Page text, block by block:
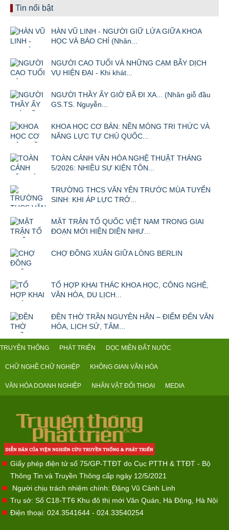
Tin nổi bật
HÀN VŨ LINH - NGƯỜI GIỮ LỬA GIỮA KHOA
HỌC VÀ BÁO CHÍ (Nhân...
NGƯỜI CAO TUỔI VÀ NHỮNG CẠM BẪY DỊCH
VỤ HIỆN ĐẠI - Khi khát...
NGƯỜI THẦY ẤY GIỜ ĐÃ ĐI XA... (Nhân giỗ đầu
GS.TS. Nguyễn...
KHOA HỌC CƠ BẢN: NỀN MÓNG TRI THỨC VÀ
NĂNG LỰC TỰ CHỦ QUỐC...
TOÀN CẢNH VĂN HÓA NGHỆ THUẬT THÁNG
5/2026: NHIỀU SỰ KIỆN TÔN...
TRƯỜNG THCS VĂN YÊN TRƯỚC MÙA TUYỂN
SINH: KHI ÁP LỰC TRỞ...
MẶT TRẬN TỔ QUỐC VIỆT NAM TRONG GIAI
ĐOẠN MỚI HIỆN DIỆN NHƯ...
CHỢ ĐỒNG XUÂN GIỮA LÒNG BERLIN
TỔ HỢP KHAI THÁC KHOA HỌC, CÔNG NGHỆ,
VĂN HÓA, DU LỊCH...
ĐỀN THỜ TRẦN NGUYÊN HÃN – ĐIỂM ĐẾN VĂN
HÓA, LỊCH SỬ, TÂM...
TRUYỀN THỐNG PHÁT TRIỂN DỌC MIỀN ĐẤT NƯỚC
CHỮ NGHỀ CHỮ NGHIỆP KHÔNG GIAN VĂN HÓA
VĂN HÓA DOANH NGHIỆP NHÂN VẬT ĐỐI THOẠI MEDIA
Giấy phép điện tử số 75/GP-TTĐT do Cục PTTH & TTĐT - Bộ
Thông Tin và Truyền Thông cấp ngày 12/5/2021
Người chịu trách nhiệm chính: Đặng Vũ Cảnh Linh
Trụ sở: Số C18-TT6 Khu đô thị mới Văn Quán, Hà Đông, Hà Nội
Điện thoại: 024.3541644 - 024.33540254